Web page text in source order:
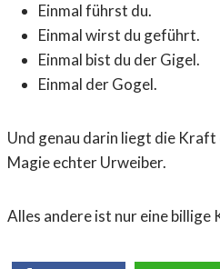
Einmal führst du.
Einmal wirst du geführt.
Einmal bist du der Gigel.
Einmal der Gogel.
Und genau darin liegt die
Magie echter Urweiber.
Alles andere ist nur eine billige